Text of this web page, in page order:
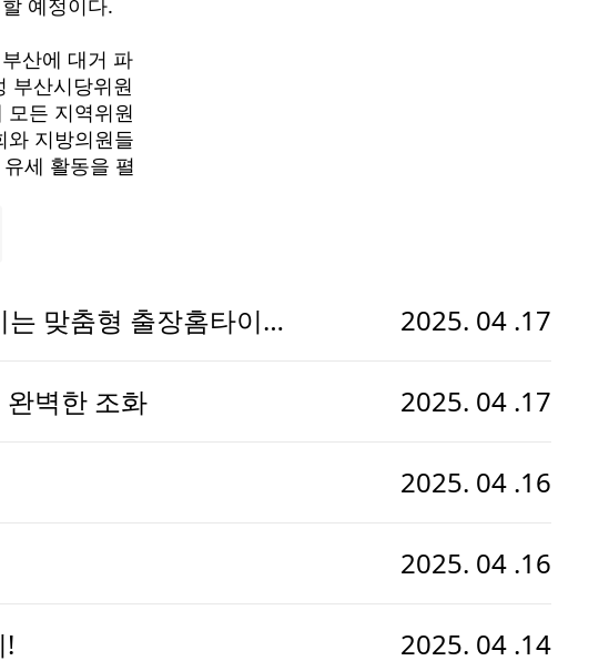
예정이다.
산에 대거 파
부산시당위원
든 지역위원
와 지방의원들
세 활동을 펼
맞춤형 출장홈타이
2025. 04 .17
벽한 조화 2025. 04 .17
2025. 04 .16
2025. 04 .16
2025. 04 .14